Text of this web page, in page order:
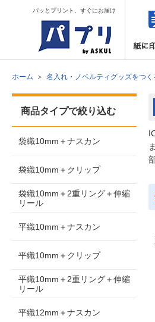
パッとプリント、すぐにお届け
ホーム 名入れ・ノベルティグッズをつく
商品タイプで絞り込む
袋織10mm＋ナスカン
袋織10mm＋クリップ
袋織10mm＋2重リング＋伸縮
リール
平織10mm＋ナスカン
平織10mm＋クリップ
平織10mm＋2重リング＋伸縮
リール
平織12mm＋ナスカン